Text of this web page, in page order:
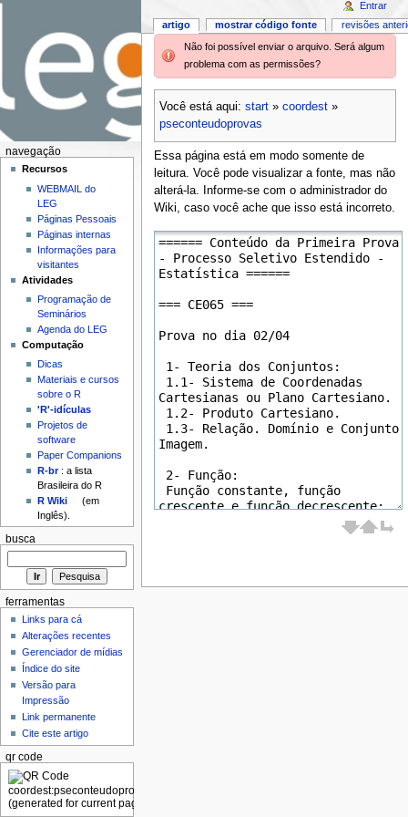
Não foi possível enviar o arquivo. Será algum
problema com as permissões?
Você está aqui: start» coordest»
pseconteudoprovas
Essa página está em modo somente de
leitura. Você pode visualizar a fonte, mas não
alterá-la. Informe-se com o administrador do
Wiki, caso você ache que isso está incorreto.
artigo mostrar código fonte revisões
Entrar
navegação
Recursos
WEBMAIL do
LEG
Páginas Pessoais
Páginas internas
Informações para
visitantes
Atividades
Programação de
Seminários
Agenda do LEG
Computação
Dicas
Materiais e cursos
sobre o R
'R'-idículas
Projetos de
software
Paper Companions
R-br: a lista
Brasileira do R
R Wiki
(em
Inglês).
busca
ferramentas
Links para cá
Alterações recentes
Gerenciador de mídias
Índice do site
Versão para
Impressão
Link permanente
Cite este artigo
qr code